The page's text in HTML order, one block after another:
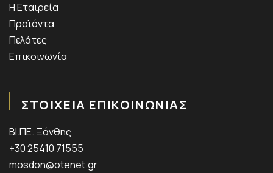
Η Εταιρεία
Προϊόντα
Πελάτες
Επικοινωνία
ΣΤΟΙΧΕΙΑ ΕΠΙΚΟΙΝΩΝΙΑΣ
ΒΙ.ΠΕ. Ξάνθης
+30 25410 71555
mosdon@otenet.gr